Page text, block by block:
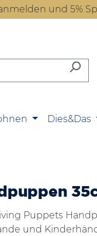
und 5%
Dies&Das
Puppets
und